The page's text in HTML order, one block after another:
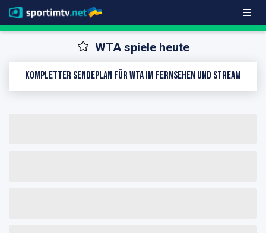
WTA spiele heute
Kompletter Sendeplan für WTA im Fernsehen und Stream